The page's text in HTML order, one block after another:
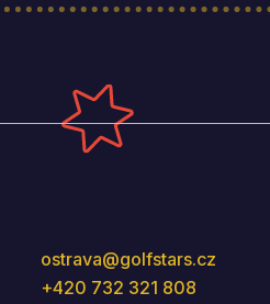
ostrava@golfstars.cz
+420 732 321 808